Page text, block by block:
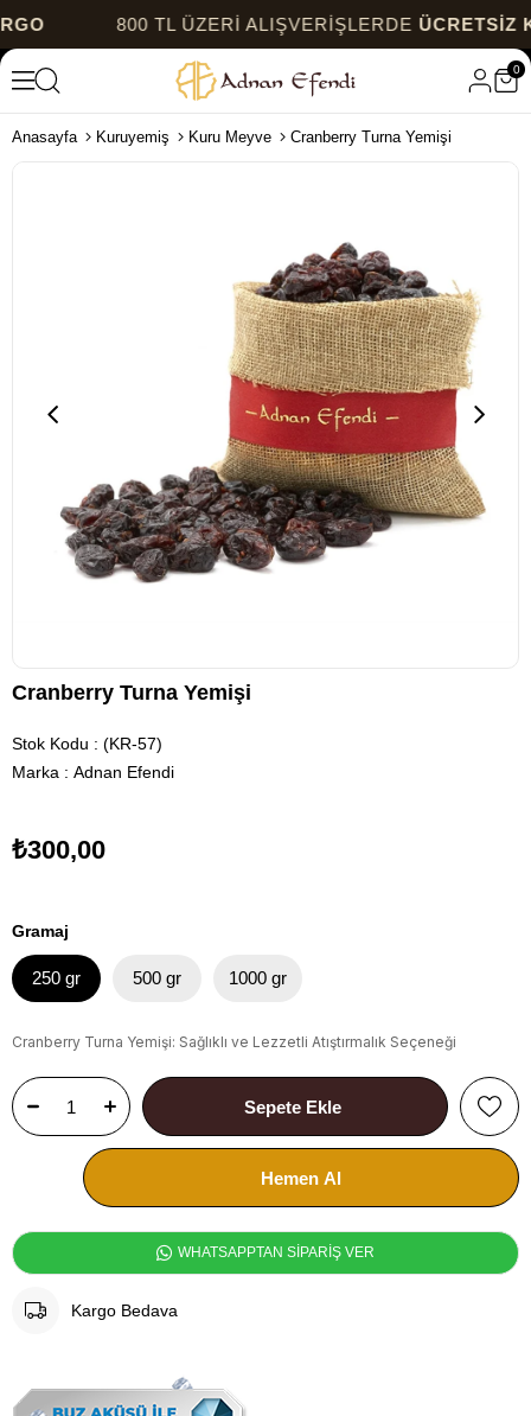
800 TL ÜZERİ ALIŞVERİŞLERDEÜCRETSİZ
0
Anasayfa Kuruyemiş Kuru Meyve Cranberry Turna Yemişi
Cranberry Turna Yemişi
Stok Kodu
(KR-57)
Marka : Adnan Efendi
₺300,00
Gramaj
250 gr 500 gr 1000 gr
Cranberry Turna Yemişi: Sağlıklı ve Lezzetli Atıştırmalık Seçeneği
WHATSAPPTAN SİPARİŞ VER
Kargo Bedava